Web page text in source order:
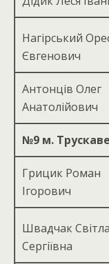
Нагірський
Євгенович
Антонців Олег
Анатолійович
№9 м.
Грицик Роман
Ігорович
Швадчак
Сергіївна